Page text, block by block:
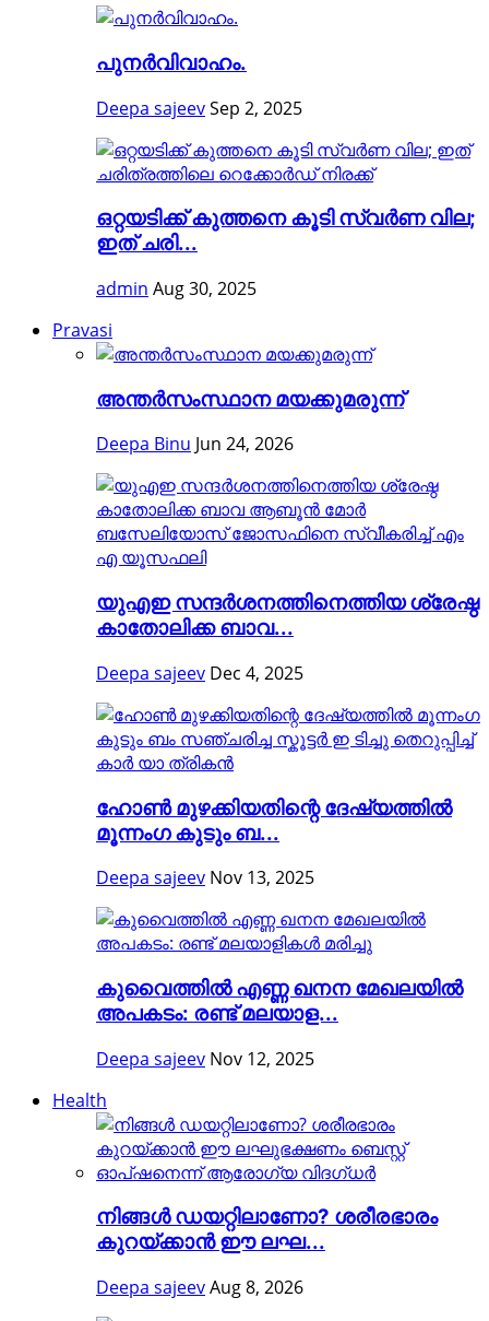
പുനർവിവാഹം.
Deepa sajeevSep 2, 2025
ഒറ്റയടിക്ക് കുത്തനെ കൂടി സ്വര്‍ണ വില;
ഇത് ചരി...
admin Aug 30, 2025
Pravasi
അന്തര്‍സംസ്ഥാന മയക്കുമരുന്ന്
Deepa Binu Jun 24, 2026
യുഎഇ സന്ദർശനത്തിനെത്തിയ ശ്രേഷ്ഠ
കാതോലിക്ക ബാവ...
Deepa sajeev Dec 4, 2025
ഹോൺ മുഴക്കിയതിന്റെ ദേഷ്യത്തിൽ
മൂന്നംഗ കുടും ബ...
Deepa sajeev Nov 13, 2025
കുവൈത്തിൽ എണ്ണ ഖനന മേഖലയിൽ
അപകടം: രണ്ട് മലയാള...
Deepa sajeev Nov 12, 2025
Health
നിങ്ങള്‍ ഡയറ്റിലാണോ? ശരീരഭാരം
കുറയ്ക്കാൻ ഈ ലഘ...
Deepa sajeevAug 8, 2026